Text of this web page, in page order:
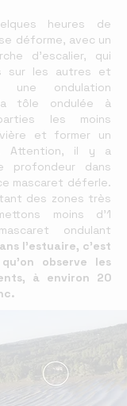
heures de
déforme, avec un
d’escalier, qui
sur les autres et
ondulation
tôle ondulée à
les moins
et former un
Attention, il y a
profondeur dans
mascaret déferle.
des zones très
moins d’1
ondulant
l’estuaire, c’est
observe les
à environ 20